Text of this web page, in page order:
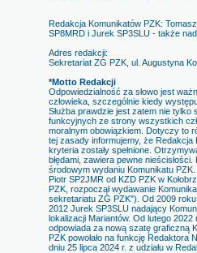
Redakcja Komunikatów PZK:
SP8MRD i Jurek SP3SLU - także
Adres redakcji:
Sekretariat ZG PZK, ul. Augustyna
*Motto Redakcji
Odpowiedzialność za słowo jest
człowieka, szczególnie kiedy
Służba prawdzie jest zatem nie tylko
funkcyjnych ze strony wszystkich
moralnym obowiązkiem. Dotyczy to
tej zasady informujemy, że Redakcja
kryteria zostały spełnione.
błędami, zawiera pewne
środowym wydaniu Komunikatu PZK.
Piotr SP2JMR od KZD PZK w
PZK, rozpoczął wydawanie
sekretariatu ZG PZK"). Od 2009
2012 Jurek SP3SLU nadający
lokalizacji Mariantów. Od lutego
odpowiada za nową szatę graficzną
PZK powołało na funkcję Redaktora
dniu 25 lipca 2024 r. z udziału w